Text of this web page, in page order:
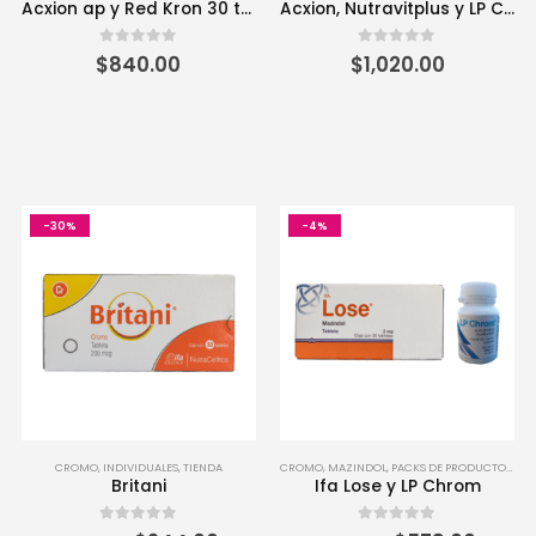
Acxion ap y Red Kron 30 tabletas
0 out of 5
$840.00
Acxion, Nutravitplus y LP Chrom
0out of 5
$1,020.00
-30%
CROMO, INDIVIDUALES,TIENDA
Britani
out of 5
-4%
CROMO, MAZINDOL, PACKS DE PRODUCTOS
Ifa Lose y LP Chrom
out of 5